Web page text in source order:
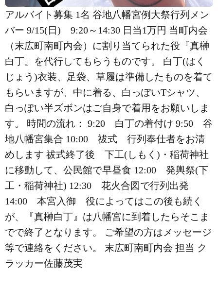
アルバイト募集 1名 谷地八幡宮例大祭行列メン
バー 9/15(日) 9:20～14:30 日当1万円 当町内会
（末広町南町内会）に割り当てられた役『真榊
白丁』を代行してもらうものです。 白丁(はく
じょう)衣装、足袋、草履は準備したものを着て
もらいますが、中に着る、白っぽいTシャツ、
白っぽい半ズボンはご自身で着用をお願いしま
す。 時間の流れ： 9:20 白丁の着付け 9:50 谷
地八幡宮集合 10:00 祓式 行列奉仕者をお清
めします 祓式終了後 下工(しもく)・稲荷神社
に移動して、公民館で早昼食 12:00 発輿祭(下
工・稲荷神社) 12:30 花火合図で行列出発
14:00 本宮入御 役によってはこの後も続く
が、『真榊白丁』は八幡宮に到着したらそこま
でで終了となります。 ご希望の方はメッセージ
等で連絡をください。 末広町南町内会 担当 ク
ラッカー佐藤茂実